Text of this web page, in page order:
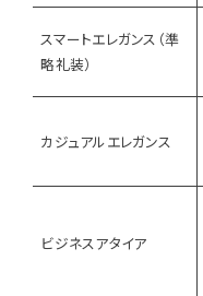
スマートエレガンス（準
略礼装）
カジュアルエレガンス
ビジネスアタイア